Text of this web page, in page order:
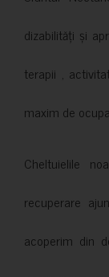
dizabilități și
terapii ,
maxim de
Cheltuielile
recuperare
acoperim din